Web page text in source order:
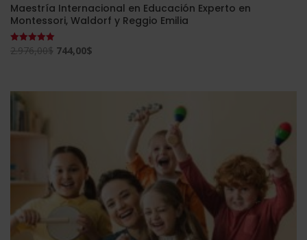
Maestría Internacional en Educación Experto en
Montessori, Waldorf y Reggio Emilia
Valorado
con
2.976,00$ El
744,00$